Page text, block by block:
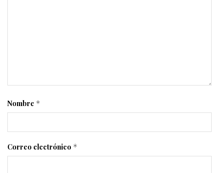
Nombre *
Correo electrónico *